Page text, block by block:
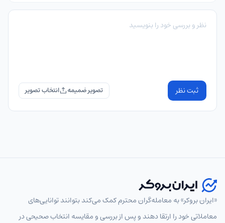
ثبت نظر تصویر ضمیمه
«ایران بروکر» به معامله‌گران محترم کمک می‌کند بتوانند توانایی‌های
معاملاتی خود را ارتقا دهند و پس از بررسی و مقایسه انتخاب‌ صحیحی در